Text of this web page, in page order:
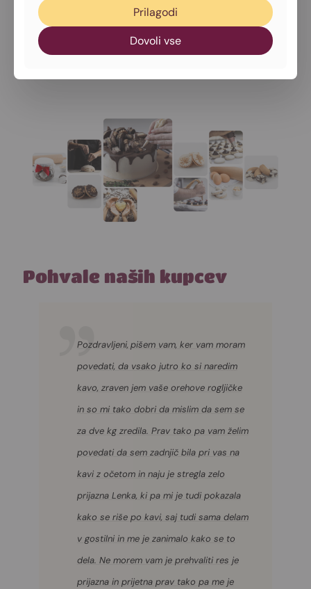
Za naše Orehove rogljičkev pakiranju 250g smo že
drugič prejeli nagrado, tokratZlato odličje.
Pohvale naših kupcev
Pozdravljeni, pišem vam, ker vam moram
povedati, da vsako jutro ko si naredim
kavo, zraven jem vaše orehove rogljičke
in so mi tako dobri da mislim da sem se
za dve kg zredila. Prav tako pa vam želim
povedati da sem zadnjič bila pri vas na
kavi z očetom in naju je stregla zelo
prijazna Lenka, ki pa mi je tudi pokazala
kako se riše po kavi, saj tudi sama delam
v gostilni in me je zanimalo kako se to
dela. Ne morem vam je prehvaliti res je
prijazna in prijetna prav tako pa me je
Prilagodi
Dovoli vse